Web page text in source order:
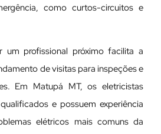
como curtos-circuitos e
um profissional próximo facilita a
de visitas para inspeções e
Em Matupá MT, os eletricistas
e possuem experiência
elétricos mais comuns da